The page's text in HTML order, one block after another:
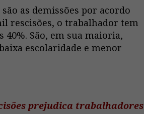
as demissões por acordo
rescisões, o trabalhador tem
40%. São, em sua maioria,
escolaridade e menor
prejudica trabalhadores